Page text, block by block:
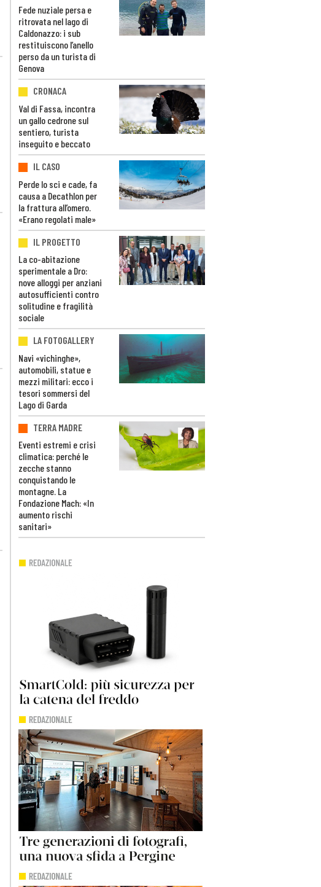
Fede nuziale persa e
ritrovata nel lago di
Caldonazzo: i sub
restituiscono l’anello
perso da un turista di
Genova
CRONACA
Val di Fassa, incontra
un gallo cedrone sul
sentiero, turista
inseguito e beccato
IL CASO
Perde lo sci e cade, fa
causa a Decathlon per
la frattura all’omero.
«Erano regolati male»
IL PROGETTO
La co-abitazione
sperimentale a Dro:
nove alloggi per anziani
autosufficienti contro
solitudine e fragilità
sociale
LA FOTOGALLERY
Navi «vichinghe»,
automobili, statue e
mezzi militari: ecco i
tesori sommersi del
Lago di Garda
TERRA MADRE
Eventi estremi e crisi
climatica: perché le
zecche stanno
conquistando le
montagne. La
Fondazione Mach: «In
aumento rischi
sanitari»